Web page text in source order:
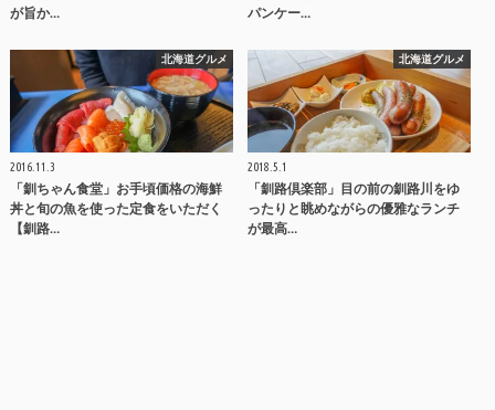
が旨か…
パンケー…
北海道グルメ
2016.11.3
「釧ちゃん食堂」お手頃価格の海鮮
丼と旬の魚を使った定食をいただく
【釧路…
北海道グルメ
2018.5.1
「釧路倶楽部」目の前の釧路川をゆ
ったりと眺めながらの優雅なランチ
が最高…